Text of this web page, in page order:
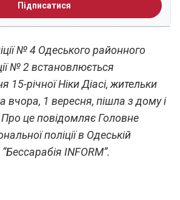
Підписатися
№ 4 Одеського районного
№ 2 встановлюється
15-річної Ніки Діасі, жительки
вчора, 1 вересня, пішла з дому і
це повідомляє Головне
поліції в Одеській
INFORM”.